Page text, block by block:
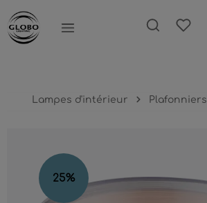
principal
Lampes d'intérieur Plafonniers
Ignorer la galerie d'images
25%